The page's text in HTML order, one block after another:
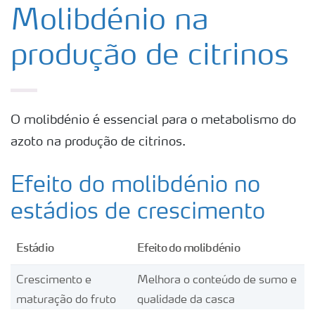
Produtos
Ferramentas
Culturas
Distribuidores
Molibdénio na
produção de citrinos
O molibdénio é essencial para o metabolismo do
azoto na produção de citrinos.
Efeito do molibdénio no
estádios de crescimento
Estádio Efeito do molibdénio
Crescimento e
maturação do fruto
Melhora o conteúdo de sumo e
qualidade da casca